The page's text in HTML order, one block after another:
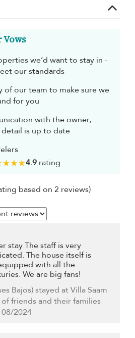
Vows
we’d want to stay in -
our standards
of our team to make sure we
for you
with the owner,
is up to date
4.9rating
based on 2 reviews)
stay The staff is very
The house itself is
with all the
We are big fans!
Bajos) stayed at Villa Saam
friends and their families
2024